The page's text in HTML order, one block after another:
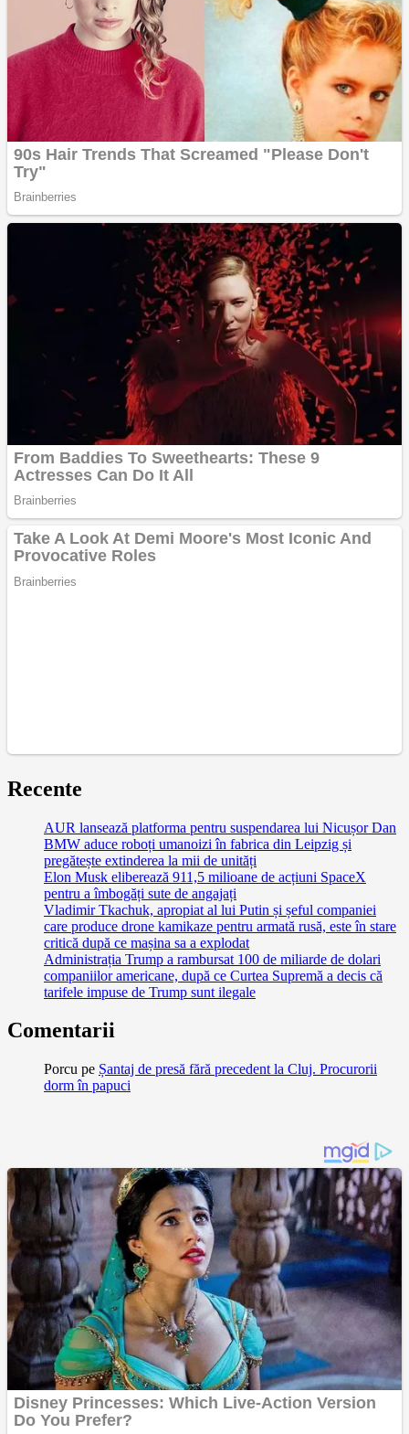
Recente
AUR lansează platforma pentru suspendarea lui Nicușor Dan
BMW aduce roboți umanoizi în fabrica din Leipzig și
pregătește extinderea la mii de unități
Elon Musk eliberează 911,5 milioane de acțiuni SpaceX
pentru a îmbogăți sute de angajați
Vladimir Tkachuk, apropiat al lui Putin și șeful companiei
care produce drone kamikaze pentru armată rusă, este în stare
critică după ce mașina sa a explodat
Administrația Trump a rambursat 100 de miliarde de dolari
companiilor americane, după ce Curtea Supremă a decis că
tarifele impuse de Trump sunt ilegale
Comentarii
Porcu pe Șantaj de presă fără precedent la Cluj. Procurorii
dorm în papuci